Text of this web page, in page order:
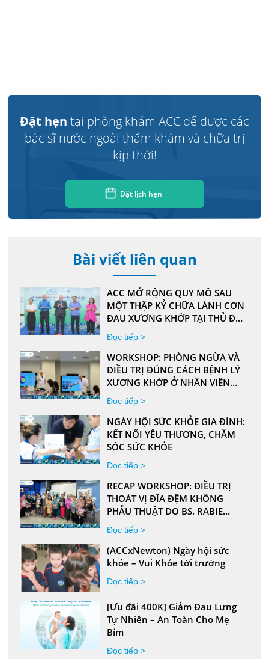
Đặt hẹn tại phòng khám ACC để được các
bác sĩ nước ngoài thăm khám và chữa trị
kịp thời!
Đặt lịch hẹn
Bài viết liên quan
ACC MỞ RỘNG QUY MÔ SAU
MỘT THẬP KỶ CHỮA LÀNH CƠN
ĐAU XƯƠNG KHỚP TẠI THỦ ĐÔ
HÀ NỘI
Đọc tiếp >
WORKSHOP: PHÒNG NGỪA VÀ
ĐIỀU TRỊ ĐÚNG CÁCH BỆNH LÝ
XƯƠNG KHỚP Ở NHÂN VIÊN
VĂN PHÒNG
Đọc tiếp >
NGÀY HỘI SỨC KHỎE GIA ĐÌNH:
KẾT NỐI YÊU THƯƠNG, CHĂM
SÓC SỨC KHỎE
Đọc tiếp >
RECAP WORKSHOP: ĐIỀU TRỊ
THOÁT VỊ ĐĨA ĐỆM KHÔNG
PHẪU THUẬT DO BS. RABIE
(ROB) SLEIMAN TRÌNH BÀY
Đọc tiếp >
(ACCxNewton) Ngày hội sức
khỏe – Vui Khỏe tới trường
Đọc tiếp >
[Ưu đãi 400K] Giảm Đau Lưng
Tự Nhiên – An Toàn Cho Mẹ
Bỉm
Đọc tiếp >